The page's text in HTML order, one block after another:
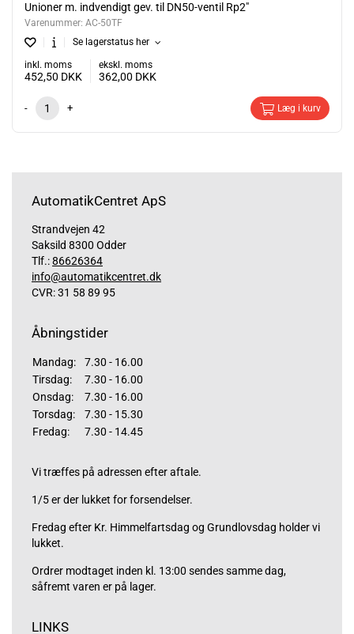
Unioner m. indvendigt gev. til DN50-ventil Rp2"
Varenummer: AC-50TF
Se lagerstatus her
inkl. moms
452,50 DKK
ekskl. moms
362,00 DKK
- + Læg i kurv
AutomatikCentret ApS
Strandvejen 42
Saksild 8300 Odder
Tlf.:86626364
info@automatikcentret.dk
CVR: 31 58 89 95
Åbningstider
Mandag:
7.30 - 16.00
Tirsdag:
7.30 - 16.00
Onsdag:
7.30 - 16.00
Torsdag:
7.30 - 15.30
Fredag:
7.30 - 14.45
Vi træffes på adressen efter aftale.
1/5 er der lukket for forsendelser.
Fredag efter Kr. Himmelfartsdag og Grundlovsdag holder vi
lukket.
Ordrer modtaget inden kl. 13:00 sendes samme dag,
såfremt varen er på lager.
LINKS